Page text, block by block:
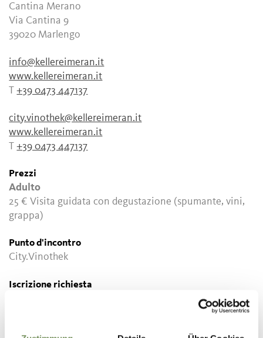
Cantina Merano
Via Cantina 9
39020 Marlengo
info@kellereimeran.it
www.kellereimeran.it
T+39 0473 447137
city.vinothek@kellereimeran.it
www.kellereimeran.it
T+39 0473 447137
Prezzi
Adulto
25 €Visita guidata con degustazione (spumante, vini,
grappa)
Punto d'incontro
City.Vinothek
Iscrizione richiesta